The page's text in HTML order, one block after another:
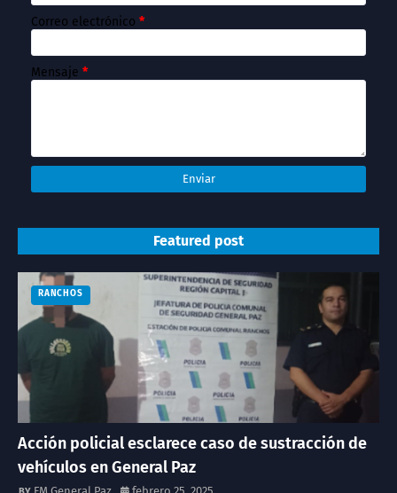
Correo electrónico *
Mensaje *
Featured post
RANCHOS
Acción policial esclarece caso de sustracción de
vehículos en General Paz